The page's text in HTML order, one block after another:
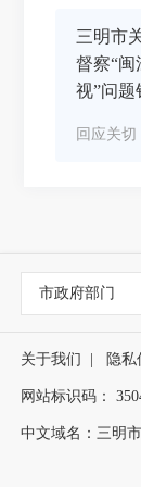
三明市
督察“
视”问
回应关切
市政府部门
关于我们 隐私
网站标识码：
中文域名：三明